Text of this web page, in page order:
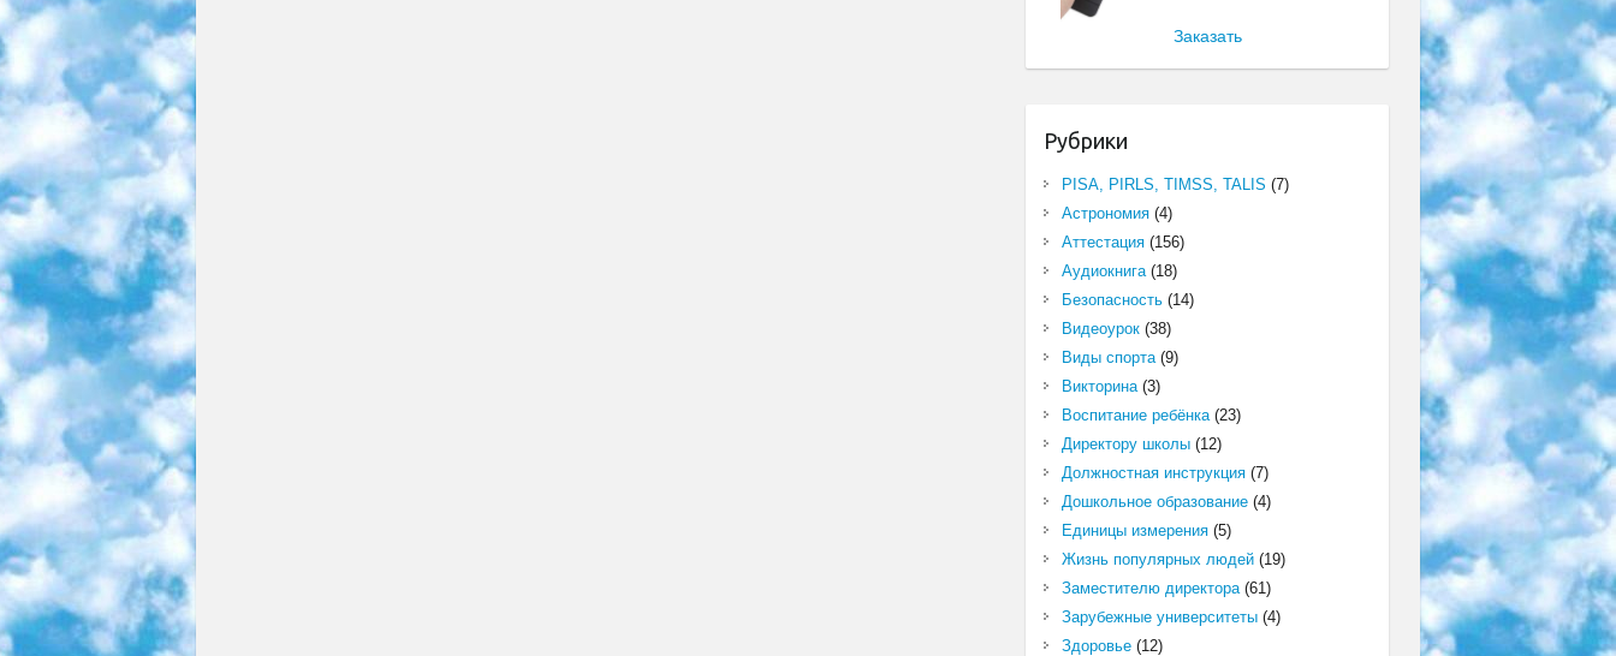
Заказать
Рубрики
PISA, PIRLS, TIMSS, TALIS (7)
Астрономия(4)
Аттестация(156)
Аудиокнига(18)
Безопасность(14)
Видеоурок(38)
Виды спорта(9)
Викторина(3)
Воспитание ребёнка(23)
Директору школы(12)
Должностная инструкция(7)
Дошкольное образование(4)
Единицы измерения(5)
Жизнь популярных людей(19)
Заместителю директора(61)
Зарубежные университеты(4)
Здоровье(12)